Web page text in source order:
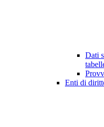
Dati
Enti di